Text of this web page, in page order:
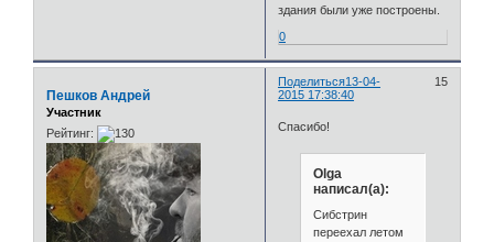
здания были уже построены.
0
Поделиться 15
13-04-
2015 17:38:40
Пешков Андрей
Участник
Рейтинг:
Спасибо!
Olga
написал(а):
Сибстрин
переехал летом